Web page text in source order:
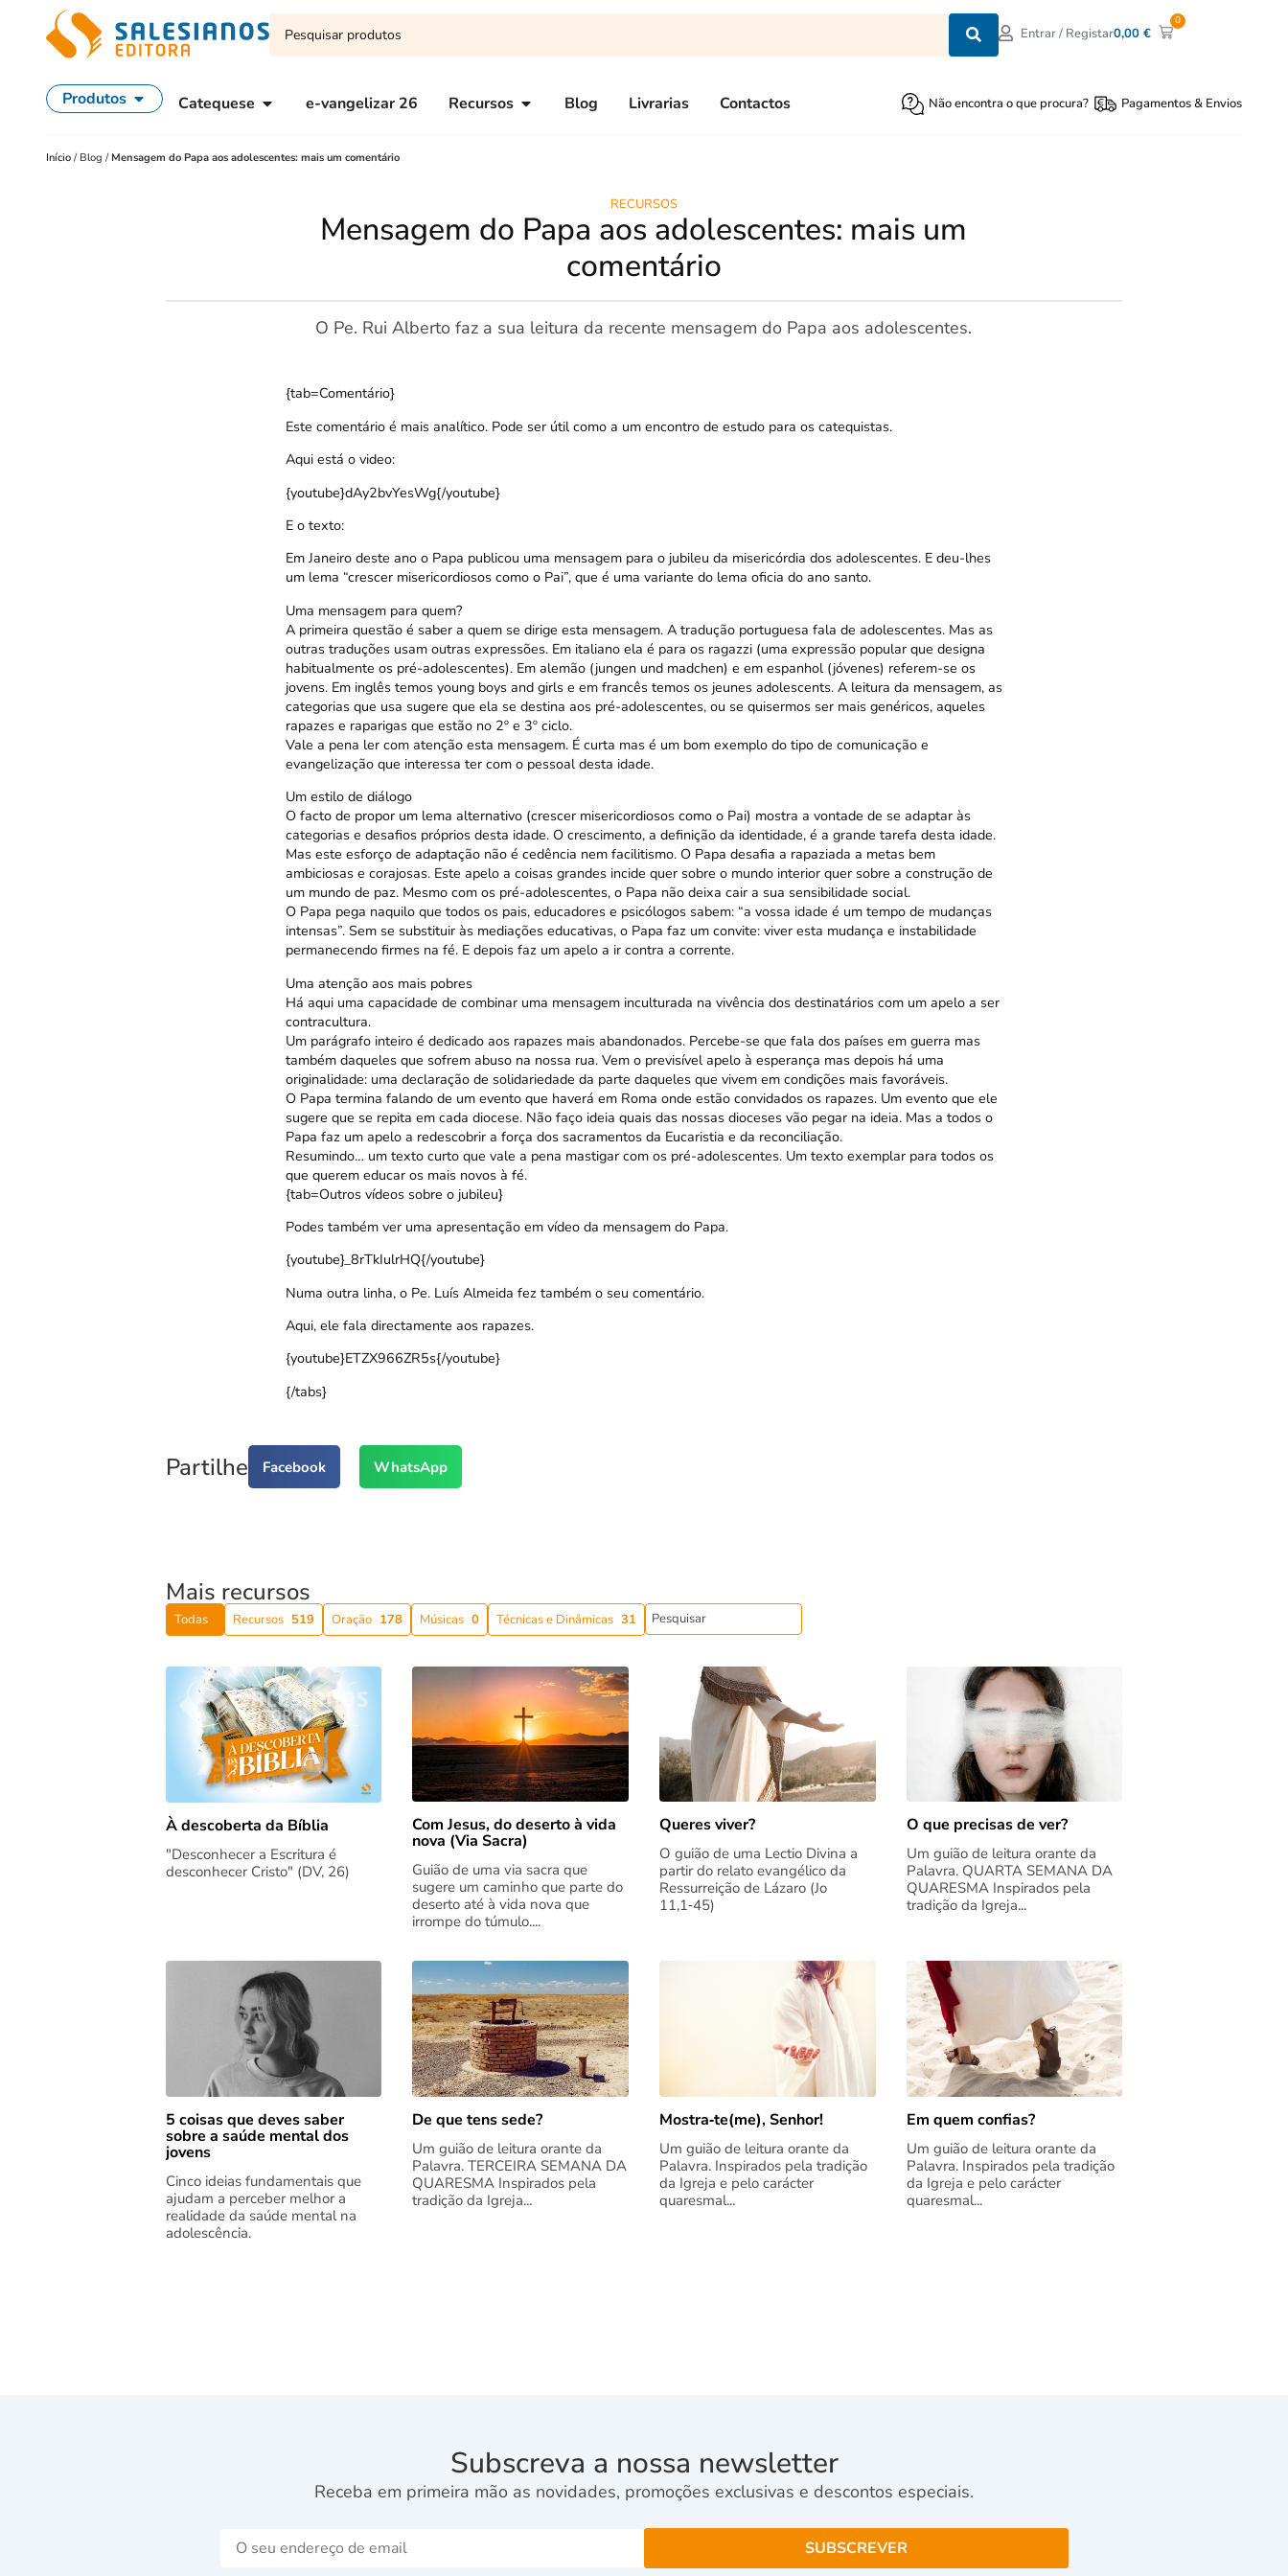
Entrar / Registar0,00€
0
Produtos Catequese e-vangelizar 26 Recursos Blog Livrarias Contactos Não encontra o que procura? Pagamentos & Envios
Início / Blog / Mensagem do Papa aos adolescentes: mais um comentário
RECURSOS
Mensagem do Papa aos adolescentes: mais um
comentário
O Pe. Rui Alberto faz a sua leitura da recente mensagem do Papa aos adolescentes.
{tab=Comentário}
Este comentário é mais analítico. Pode ser útil como a um encontro de estudo para os catequistas.
Aqui está o video:
{youtube}dAy2bvYesWg{/youtube}
E o texto:
Em Janeiro deste ano o Papa publicou uma mensagem para o jubileu da misericórdia dos adolescentes. E deu-lhes
um lema “crescer misericordiosos como o Pai”, que é uma variante do lema oficia do ano santo.
Uma mensagem para quem?
A primeira questão é saber a quem se dirige esta mensagem. A tradução portuguesa fala de adolescentes. Mas as
outras traduções usam outras expressões. Em italiano ela é para os ragazzi (uma expressão popular que designa
habitualmente os pré-adolescentes). Em alemão (jungen und madchen) e em espanhol (jóvenes) referem-se os
jovens. Em inglês temos young boys and girls e em francês temos os jeunes adolescents. A leitura da mensagem, as
categorias que usa sugere que ela se destina aos pré-adolescentes, ou se quisermos ser mais genéricos, aqueles
rapazes e raparigas que estão no 2º e 3º ciclo.
Vale a pena ler com atenção esta mensagem. É curta mas é um bom exemplo do tipo de comunicação e
evangelização que interessa ter com o pessoal desta idade.
Um estilo de diálogo
O facto de propor um lema alternativo (crescer misericordiosos como o Pai) mostra a vontade de se adaptar às
categorias e desafios próprios desta idade. O crescimento, a definição da identidade, é a grande tarefa desta idade.
Mas este esforço de adaptação não é cedência nem facilitismo. O Papa desafia a rapaziada a metas bem
ambiciosas e corajosas. Este apelo a coisas grandes incide quer sobre o mundo interior quer sobre a construção de
um mundo de paz. Mesmo com os pré-adolescentes, o Papa não deixa cair a sua sensibilidade social.
O Papa pega naquilo que todos os pais, educadores e psicólogos sabem: “a vossa idade é um tempo de mudanças
intensas”. Sem se substituir às mediações educativas, o Papa faz um convite: viver esta mudança e instabilidade
permanecendo firmes na fé. E depois faz um apelo a ir contra a corrente.
Uma atenção aos mais pobres
Há aqui uma capacidade de combinar uma mensagem inculturada na vivência dos destinatários com um apelo a ser
contracultura.
Um parágrafo inteiro é dedicado aos rapazes mais abandonados. Percebe-se que fala dos países em guerra mas
também daqueles que sofrem abuso na nossa rua. Vem o previsível apelo à esperança mas depois há uma
originalidade: uma declaração de solidariedade da parte daqueles que vivem em condições mais favoráveis.
O Papa termina falando de um evento que haverá em Roma onde estão convidados os rapazes. Um evento que ele
sugere que se repita em cada diocese. Não faço ideia quais das nossas dioceses vão pegar na ideia. Mas a todos o
Papa faz um apelo a redescobrir a força dos sacramentos da Eucaristia e da reconciliação.
Resumindo… um texto curto que vale a pena mastigar com os pré-adolescentes. Um texto exemplar para todos os
que querem educar os mais novos à fé.
{tab=Outros vídeos sobre o jubileu}
Podes também ver uma apresentação em vídeo da mensagem do Papa.
{youtube}_8rTkIulrHQ{/youtube}
Numa outra linha, o Pe. Luís Almeida fez também o seu comentário.
Aqui, ele fala directamente aos rapazes.
{youtube}ETZX966ZR5s{/youtube}
{/tabs}
Partilhe Facebook WhatsApp
Mais recursos
Todas Recursos 519 Oração 178 Músicas 0 Técnicas e Dinâmicas 31
À descoberta da Bíblia
"Desconhecer a Escritura é
desconhecer Cristo" (DV, 26)
Com Jesus, do deserto à vida
nova (Via Sacra)
Guião de uma via sacra que
sugere um caminho que parte do
deserto até à vida nova que
irrompe do túmulo....
Queres viver?
O guião de uma Lectio Divina a
partir do relato evangélico da
Ressurreição de Lázaro (Jo
11,1‑45)
O que precisas de ver?
Um guião de leitura orante da
Palavra. QUARTA SEMANA DA
QUARESMA Inspirados pela
tradição da Igreja...
5 coisas que deves saber
sobre a saúde mental dos
jovens
Cinco ideias fundamentais que
ajudam a perceber melhor a
realidade da saúde mental na
adolescência.
De que tens sede?
Um guião de leitura orante da
Palavra. TERCEIRA SEMANA DA
QUARESMA Inspirados pela
tradição da Igreja...
Mostra‑te(me), Senhor!
Um guião de leitura orante da
Palavra. Inspirados pela tradição
da Igreja e pelo carácter
quaresmal...
Em quem confias?
Um guião de leitura orante da
Palavra. Inspirados pela tradição
da Igreja e pelo carácter
quaresmal...
Subscreva a nossa newsletter
Receba em primeira mão as novidades, promoções exclusivas e descontos especiais.